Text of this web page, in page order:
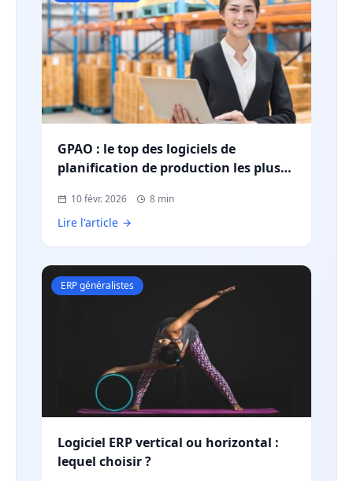
GPAO : le top des logiciels de
planification de production les plus
10 févr. 2026 8 min
Lire l'article
ERP généralistes
Logiciel ERP vertical ou horizontal :
lequel choisir ?